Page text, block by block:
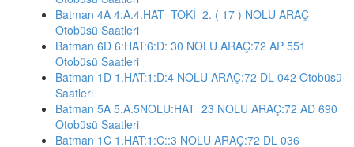
Batman 4A 4:A.4.HAT TOKİ 2. ( 17 ) NOLU ARAÇ
Otobüsü Saatleri
Batman 6D 6:HAT:6:D: 30 NOLU ARAÇ:72 AP 551
Otobüsü Saatleri
Batman 1D 1.HAT:1:D:4 NOLU ARAÇ:72 DL 042 Otobüsü
Saatleri
Batman 5A 5.A.5NOLU:HAT 23 NOLU ARAÇ:72 AD 690
Otobüsü Saatleri
Batman 1C 1.HAT:1:C::3 NOLU ARAÇ:72 DL 036